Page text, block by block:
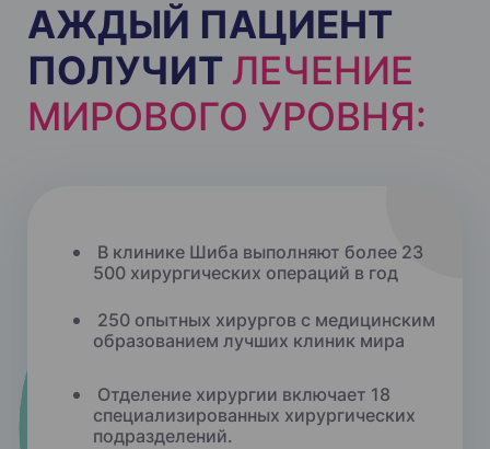
АЖДЫЙ ПАЦИЕНТ
ПОЛУЧИТ ЛЕЧЕНИЕ
МИРОВОГО УРОВНЯ:
В клинике Шиба выполняют более 23
500 хирургических операций в год
250 опытных хирургов с медицинским
образованием лучших клиник мира
Отделение хирургии включает 18
специализированных хирургических
подразделений.